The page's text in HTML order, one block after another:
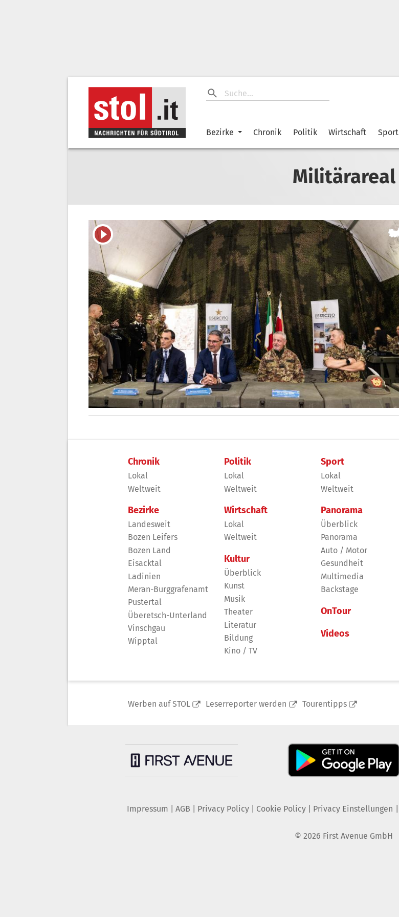
Bezirke Chronik Politik Wirtschaft Sport
Militärareal
Chronik
Lokal
Weltweit
Bezirke
Landesweit
Bozen Leifers
Bozen Land
Eisacktal
Ladinien
Meran-Burggrafenamt
Pustertal
Überetsch-Unterland
Vinschgau
Wipptal
Politik
Lokal
Weltweit
Wirtschaft
Lokal
Weltweit
Kultur
Überblick
Kunst
Musik
Theater
Literatur
Bildung
Kino / TV
Sport
Lokal
Weltweit
Panorama
Überblick
Panorama
Auto / Motor
Gesundheit
Multimedia
Backstage
OnTour
Videos
Werben auf STOL Leserreporter werden Tourentipps
Impressum AGB Privacy Policy| Cookie Policy| Privacy Einstellungen
© 2026 First Avenue GmbH